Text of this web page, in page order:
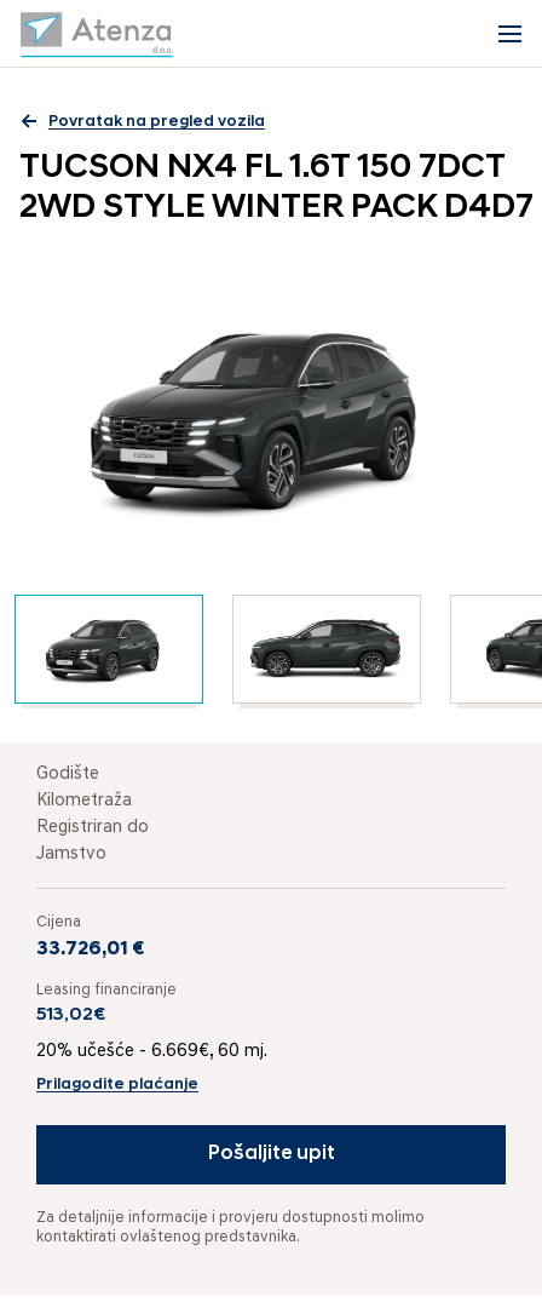
Povratak na pregled vozila
TUCSON NX4 FL 1.6T 150 7DCT
2WD STYLE WINTER PACK D4D7
Godište
Kilometraža
Registriran do
Jamstvo
Cijena
33.726,01 €
Leasing financiranje
513,02€
20% učešće - 6.669€, 60 mj.
Prilagodite plaćanje
Pošaljite upit
Za detaljnije informacije i provjeru dostupnosti molimo
kontaktirati ovlaštenog predstavnika.